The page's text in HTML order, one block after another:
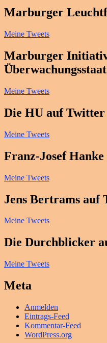
Marburger
Meine Tweets
Marburger
Meine Tweets
Die HU auf Twitter
Meine Tweets
Franz-Josef
Meine Tweets
Jens Bertrams auf
Meine Tweets
Die Durchblicker
Meine Tweets
Meta
Anmelden
Eintrags-Feed
Kommentar-Feed
WordPress.org